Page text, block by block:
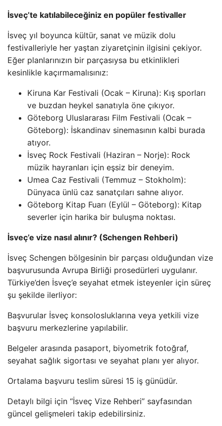
İsveç’te katılabileceğiniz en popüler festivaller
İsveç yıl boyunca kültür, sanat ve müzik dolu
festivalleriyle her yaştan ziyaretçinin ilgisini çekiyor.
Eğer planlarınızın bir parçasıysa bu etkinlikleri
kesinlikle kaçırmamalısınız:
Kiruna Kar Festivali (Ocak – Kiruna): Kış sporları
ve buzdan heykel sanatıyla öne çıkıyor.
Göteborg Uluslararası Film Festivali (Ocak –
Göteborg): İskandinav sinemasının kalbi burada
atıyor.
İsveç Rock Festivali (Haziran – Norje): Rock
müzik hayranları için eşsiz bir deneyim.
Umea Caz Festivali (Temmuz – Stokholm):
Dünyaca ünlü caz sanatçıları sahne alıyor.
Göteborg Kitap Fuarı (Eylül – Göteborg): Kitap
severler için harika bir buluşma noktası.
İsveç’e vize nasıl alınır? (Schengen Rehberi)
İsveç Schengen bölgesinin bir parçası olduğundan vize
başvurusunda Avrupa Birliği prosedürleri uygulanır.
Türkiye’den İsveç’e seyahat etmek isteyenler için süreç
şu şekilde ilerliyor:
Başvurular İsveç konsolosluklarına veya yetkili vize
başvuru merkezlerine yapılabilir.
Belgeler arasında pasaport, biyometrik fotoğraf,
seyahat sağlık sigortası ve seyahat planı yer alıyor.
Ortalama başvuru teslim süresi 15 iş günüdür.
Detaylı bilgi için “İsveç Vize Rehberi” sayfasından
güncel gelişmeleri takip edebilirsiniz.